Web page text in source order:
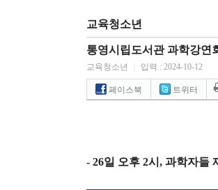
교육청소년
통영시립도서관 과학강연
교육청소년 입력 : 2024-10-12
페이스북 트위터
- 26일 오후 2시 , 과학자들